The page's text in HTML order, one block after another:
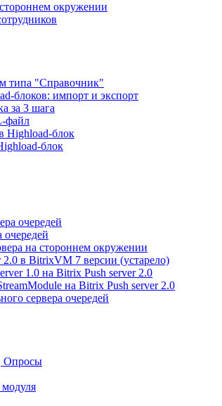
окружении
типа "Справочник"
блоков: импорт и экспорт
за 3 шага
файл
Highload-блок
блок
очередей
очередей
на стороннем окружении
в BitrixVM 7 версии (устарело)
1.0 на Bitrix Push server 2.0
на Bitrix Push server 2.0
сервера очередей
Опросы